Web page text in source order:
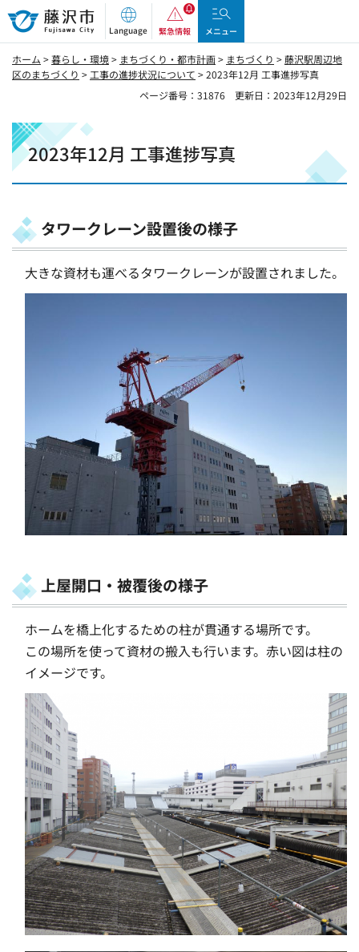
藤沢市
Language 緊急情報 メニュー
ホーム >暮らし・環境> まちづくり・都市計画> まちづくり >藤沢駅周辺地
区のまちづくり > 工事の進捗状況について > 2023年12月 工事進捗写真
ページ番号：31876
更新日：2023年12月29日
2023年12月 工事進捗写真
タワークレーン設置後の様子
大きな資材も運べるタワークレーンが設置されました。
上屋開口・被覆後の様子
ホームを橋上化するための柱が貫通する場所です。
この場所を使って資材の搬入も行います。赤い図は柱の
イメージです。